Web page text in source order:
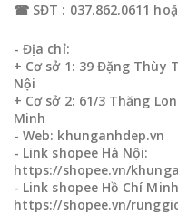
☎ SĐT : 037.862.0611
- Địa chỉ:
+ Cơ sở 1: 39 Đặng Thùy
Nội
+ Cơ sở 2: 61/3 Thăng
Minh
- Web: khunganhdep.vn
- Link shopee Hà Nội:
https://shopee.vn/
- Link shopee Hồ Chí
https://shopee.vn/